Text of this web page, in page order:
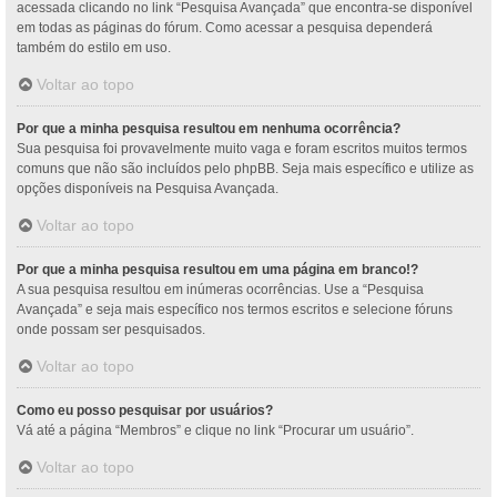
acessada clicando no link “Pesquisa Avançada” que encontra-se disponível
em todas as páginas do fórum. Como acessar a pesquisa dependerá
também do estilo em uso.
Voltar ao topo
Por que a minha pesquisa resultou em nenhuma ocorrência?
Sua pesquisa foi provavelmente muito vaga e foram escritos muitos termos
comuns que não são incluídos pelo phpBB. Seja mais específico e utilize as
opções disponíveis na Pesquisa Avançada.
Voltar ao topo
Por que a minha pesquisa resultou em uma página em branco!?
A sua pesquisa resultou em inúmeras ocorrências. Use a “Pesquisa
Avançada” e seja mais específico nos termos escritos e selecione fóruns
onde possam ser pesquisados.
Voltar ao topo
Como eu posso pesquisar por usuários?
Vá até a página “Membros” e clique no link “Procurar um usuário”.
Voltar ao topo